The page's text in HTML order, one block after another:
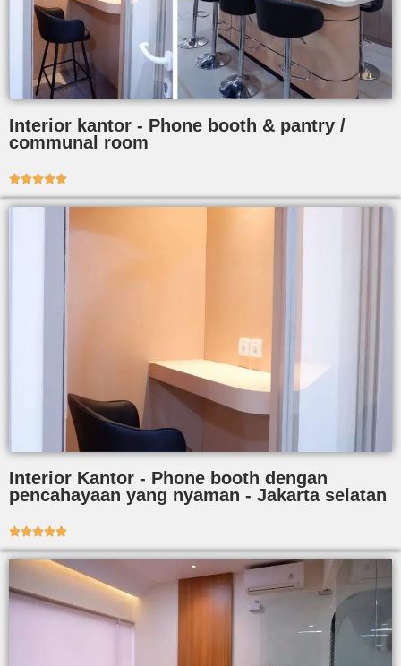
Interior kantor - Phone booth & pantry /
communal room

Interior Kantor - Phone booth dengan
pencahayaan yang nyaman - Jakarta selatan
